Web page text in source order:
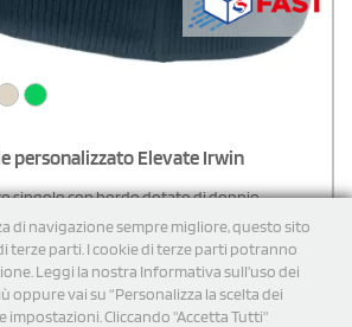
di navigazione sempre migliore, questo sito
terze parti. I cookie di terze parti potranno
Leggi la nostra Informativa sull’uso dei
oppure vai su “Personalizza la scelta dei
impostazioni. Cliccando "Accetta Tutti"
personalizzato Elevate Irwin
singolo con bordo dotato di doppio
per 100 pz